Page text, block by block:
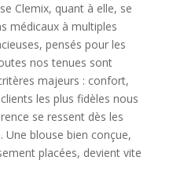
Clemix, quant à elle, se
médicaux à multiples
pensés pour les
nos tenues sont
majeurs : confort,
les plus fidèles nous
se ressent dès les
Une blouse bien conçue,
placées, devient vite